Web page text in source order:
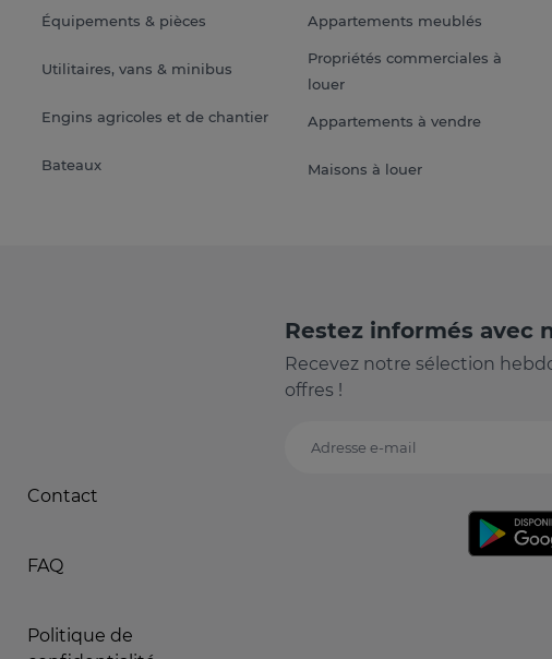
Équipements & pièces
Utilitaires, vans & minibus
Engins agricoles et de chantier
Bateaux
Appartements meublés
Propriétés commerciales à
louer
Appartements à vendre
Maisons à louer
Contact
FAQ
Politique de
Restez informés avec
Recevez notre sélection
offres !
Adresse e-mail